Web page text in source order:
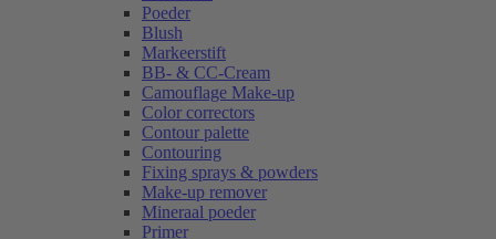
Poeder
Blush
Markeerstift
BB- & CC-Cream
Camouflage Make-up
Color correctors
Contour palette
Contouring
Fixing sprays & powders
Make-up remover
Mineraal poeder
Primer